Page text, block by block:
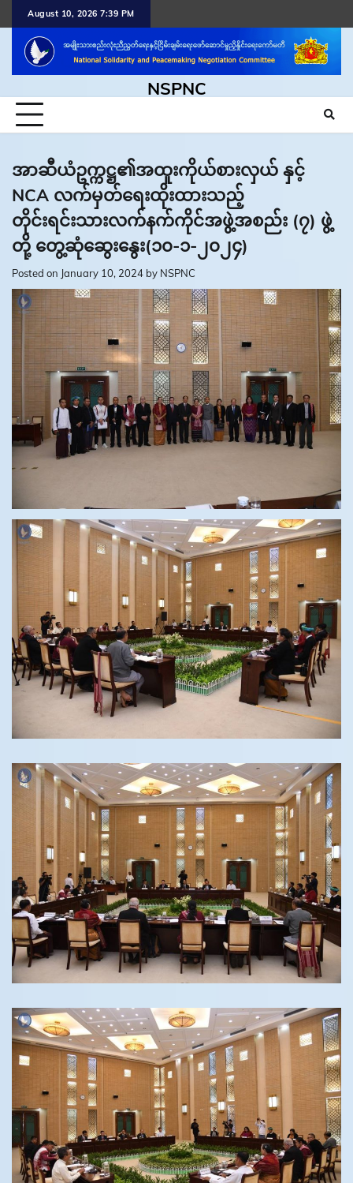
content
August 10, 2026 7:39 PM
NSPNC
အာဆီယံဥက္ကဋ္ဌ၏အထူးကိုယ်စားလှယ် နှင့်
NCA လက်မှတ်ရေးထိုးထားသည့်
တိုင်းရင်းသားလက်နက်ကိုင်အဖွဲ့အစည်း (၇) ဖွဲ့
တို့ တွေ့ဆုံဆွေးနွေး(၁၀-၁-၂၀၂၄)
Posted on January 10, 2024 by NSPNC